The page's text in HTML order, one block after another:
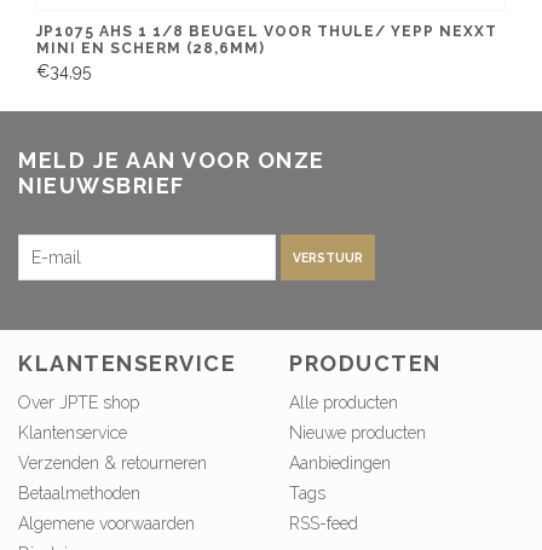
JP1075 AHS 1 1/8 BEUGEL VOOR THULE/ YEPP NEXXT
MINI EN SCHERM (28,6MM)
€34,95
MELD JE AAN VOOR ONZE
NIEUWSBRIEF
VERSTUUR
KLANTENSERVICE
Over JPTE shop
Klantenservice
Verzenden & retourneren
Betaalmethoden
Algemene voorwaarden
PRODUCTEN
Alle producten
Nieuwe producten
Aanbiedingen
Tags
RSS-feed